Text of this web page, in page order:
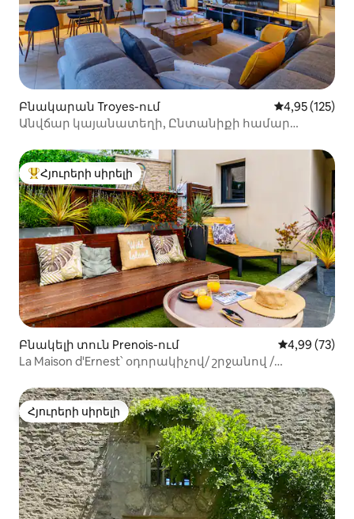
Բնակարան Troyes-ում Միջին
4,95 (125)
Անվճար կայանատեղի, Ընտանիքի համար
Հյուրերի սիրելի լավագույն տները
Հյուրերի սիրելի
Բնակելի տուն Prenois-ում Միջին
4,99 (73)
La Maison d'Ernest՝ օդորակիչով/ շրջանով /
Հյուրերի սիրելի
Հյուրերի սիրելի